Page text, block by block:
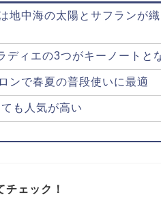
中海の太陽とサフランが
ィエの3つがキーノートと
ンで春夏の普段使いに最適
も人気が高い
ェック！